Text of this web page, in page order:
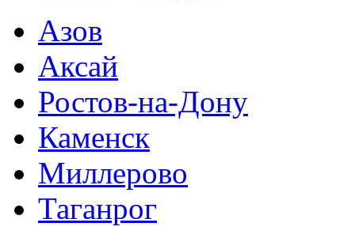
Азов
Аксай
Ростов-на-Дону
Каменск
Миллерово
Таганрог